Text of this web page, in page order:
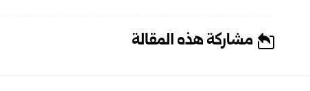
مشاركة هذه المقالة